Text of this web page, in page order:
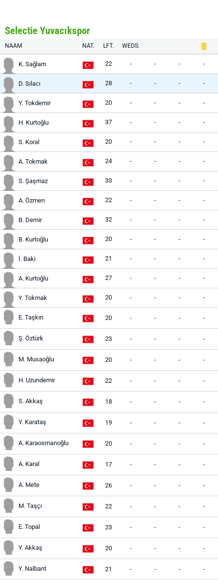
Selectie Yuvacıkspor
NAAM NAT. LFT. WEDS.
K. Sağlam 22 - - - -
D. Sılacı 28 - - - -
Y. Tokdemir 20 - - - -
H. Kurtoğlu 37 - - - -
S. Koral 20 - - - -
A. Tokmak 24 - - - -
S. Şaşmaz 33 - - - -
A. Özmen 22 - - - -
B. Demir 32 - - - -
B. Kurtoğlu 20 - - - -
İ. Baki 21 - - - -
A. Kurtoğlu 27 - - - -
Y. Tokmak 20 - - - -
E. Taşkın 20 - - - -
Ş. Öztürk 23 - - - -
M. Musaoğlu 20 - - - -
H. Uzundemir 22 - - - -
S. Akkaş 18 - - - -
Y. Karataş 19 - - - -
A. Karaosmanoğlu 20 - - - -
A. Karal 17 - - - -
A. Mete 26 - - - -
M. Taşçı 22 - - - -
E. Topal 23 - - - -
Y. Akkaş 20 - - - -
Y. Nalbant 21 - - - -